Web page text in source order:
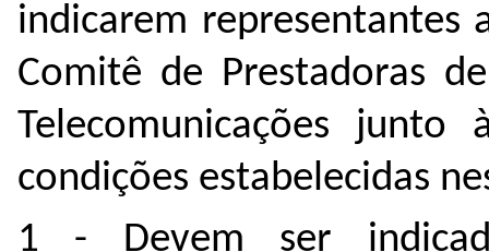
indicarem representantes
Comitê de Prestadoras
Telecomunicações
condições estabelecidas
1 - Devem ser